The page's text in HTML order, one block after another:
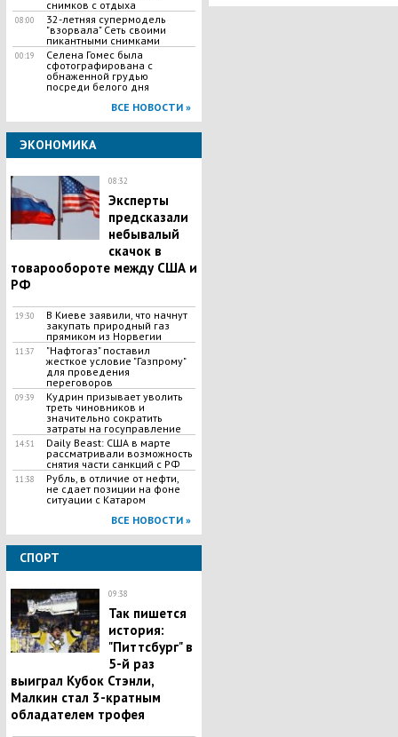
снимков с отдыха
08:00
32-летняя супермодель
"взорвала" Сеть своими
пикантными снимками
00:19
Селена Гомес была
сфотографирована с
обнаженной грудью
посреди белого дня
ВСЕ НОВОСТИ »
ЭКОНОМИКА
08:32
Эксперты
предсказали
небывалый
скачок в
товарообороте между США и
РФ
19:30
В Киеве заявили, что начнут
закупать природный газ
прямиком из Норвегии
11:37
"Нафтогаз" поставил
жесткое условие "Газпрому"
для проведения
переговоров
09:39
Кудрин призывает уволить
треть чиновников и
значительно сократить
затраты на госуправление
14:51
Daily Beast: США в марте
рассматривали возможность
снятия части санкций с РФ
11:38
Рубль, в отличие от нефти,
не сдает позиции на фоне
ситуации с Катаром
ВСЕ НОВОСТИ »
СПОРТ
09:38
Так пишется
история:
"Питтсбург" в
5-й раз
выиграл Кубок Стэнли,
Малкин стал 3-кратным
обладателем трофея